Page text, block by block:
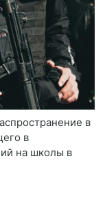
в
в
на школы в